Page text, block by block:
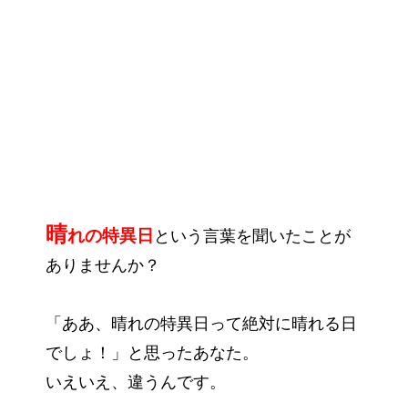
晴れの特異日 という言葉を聞いたことが
ありませんか？
「ああ、晴れの特異日って絶対に晴れる日
でしょ！」と思ったあなた。
いえいえ、違うんです。